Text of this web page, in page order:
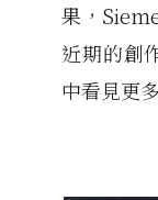
果，
近期的創
中看見更